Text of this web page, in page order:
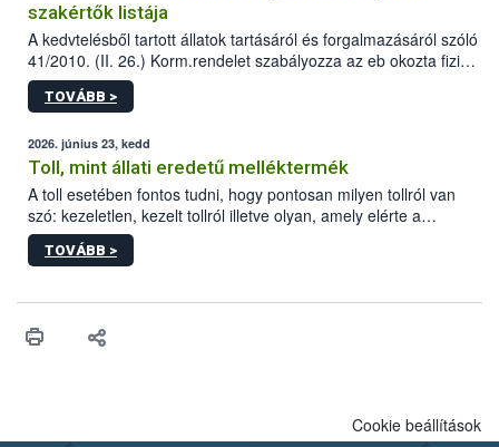
szakértők listája
A kedvtelésből tartott állatok tartásáról és forgalmazásáról szóló
41/2010. (II. 26.) Korm.rendelet szabályozza az eb okozta fizikai
sérülés, illetve ennek veszélye keletkezésekor felmerülő
hatósági feladatokat, valamint a veszélyes eb tartását és annak
vonni az ebek viselkedésének megítélésében jártas szakértőt.
TOVÁBB >
2026. június 23, kedd
Toll, mint állati eredetű melléktermék
A toll esetében fontos tudni, hogy pontosan milyen tollról van
szó: kezeletlen, kezelt tollról illetve olyan, amely elérte a
„végpontját”.
TOVÁBB >
Cookie beállítások